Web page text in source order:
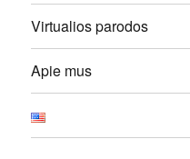
Virtualios parodos
Apie mus